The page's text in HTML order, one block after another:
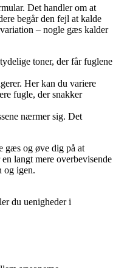
Det handler om at
begår den fejl at kalde
– nogle gæs kalder
toner, der får fuglene
Her kan du variere
fugle, der snakker
nærmer sig. Det
gæs og øve dig på at
langt mere overbevisende
og igen.
du uenigheder i